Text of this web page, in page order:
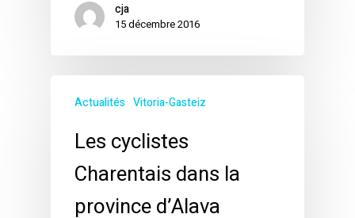
cja
15 décembre 2016
Actualités Vitoria-Gasteiz
Les cyclistes
Charentais dans la
province d’Alava